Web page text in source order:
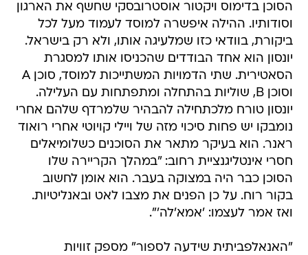
הסוכן בדימוס ויקטור אוסטרובסקי שחשף את הארגון
וסודותיו. ההילה איפשרה למוסד לעמוד מעל לכל
ביקורת, בוודאי כזו שמלעיגה אותו, ולא רק בישראל.
יונסון הוא אחד הבודדים שהכניסו אותו למסגרת
הסאטירית. שתי הדמויות המשתייכות למוסד, סוכן A
וסוכן B, שוליות בהתחלה ומתפתחות עם העלילה.
יונסון טורח מלכתחילה להבהיר שלמרדף שלהם אחרי
נומבקו יש פחות סיכוי מזה של ויילי קויוטי אחרי רואוד
ראנר. הוא בעיקר מתאר את הסוכנים כשלומיאלים
חסרי אינטליגנציית רחוב: "במהלך הקריירה שלו
הסוכן כבר היה במצוקה בעבר. הוא אומן לחשוב
בקור רוח. על כן הפנים את מצבו לאט ובאנליטיות.
ואז אמר לעצמו: 'אמא'לה'".
"האנאלפביתית שידעה לספור" מספק זוויות